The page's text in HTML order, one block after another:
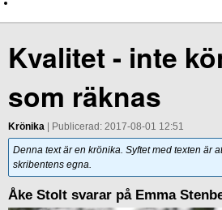
Kvalitet - inte
som räknas
Krönika | Publicerad: 2017-08-01 12:51
Denna text är en krönika. Syftet med texten är
skribentens egna.
Åke Stolt svarar på Emma